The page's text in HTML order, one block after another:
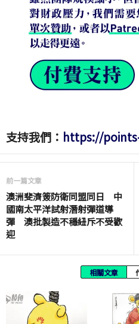
支持我們： https://
前一篇文章
澳洲斐濟簽防衛同盟同日 中
國南太平洋試射潛射彈道導
彈 澳批製造不穩紐斥不受歡
迎
相關文章